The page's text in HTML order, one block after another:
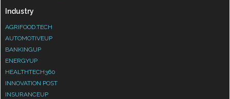
Industry
AGRIFOOD.TECH
AUTOMOTIVEUP
BANKINGUP
ENERGYUP
HEALTHTECH360
INNOVATION POST
INSURANCEUP